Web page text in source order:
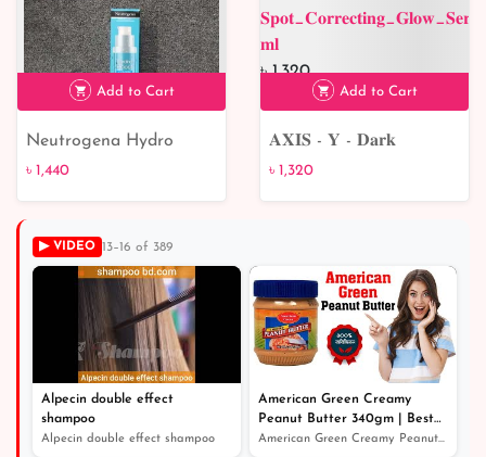
Add to Cart
Neutrogena Hydro
Boost Face Serum
৳ 1,440
৳ 1,320
Add to Cart
𝐀𝐗𝐈𝐒 - 𝐘 - 𝐃𝐚𝐫𝐤
৳ 1,320
▶ VIDEO 13–16 of 389
Alpecin double effect
shampoo
Alpecin double effect shampoo
American Green Creamy
Peanut Butter 340gm | Best
Quality Peanut Butter
American Green Creamy Peanut Butter 340gm | Best Qualit...